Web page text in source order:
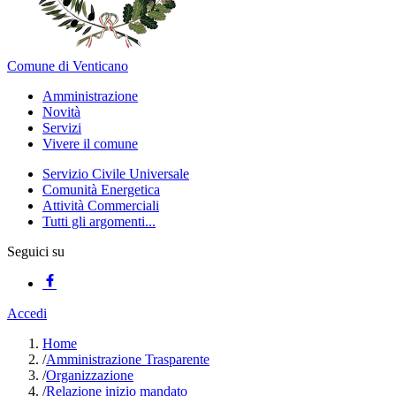
Comune di Venticano
Amministrazione
Novità
Servizi
Vivere il comune
Servizio Civile Universale
Comunità Energetica
Attività Commerciali
Tutti gli argomenti...
Seguici su
Accedi
Home
/Amministrazione Trasparente
/Organizzazione
/Relazione inizio mandato